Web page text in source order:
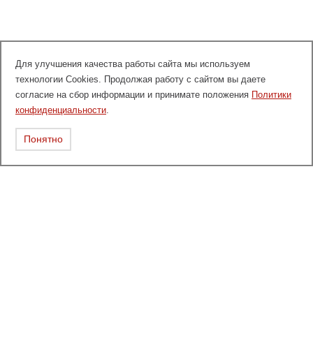
Для улучшения качества работы сайта мы используем
технологии Cookies. Продолжая работу с сайтом вы даете
согласие на сбор информации и принимате положения Политики
конфиденциальности.
Понятно